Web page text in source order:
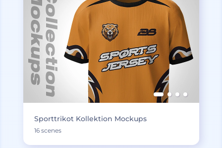
Sporttrikot Kollektion Mockups
16 scenes